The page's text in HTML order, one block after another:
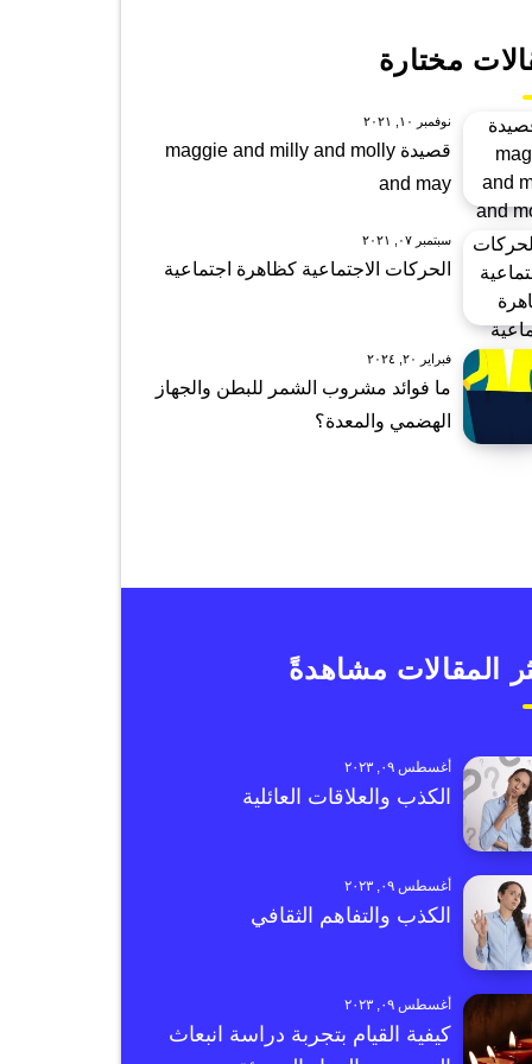
مختارة
نوفمبر ١٠, ٢٠٢١
قصيدة maggie and milly and molly
and may
سبتمبر ٠٧, ٢٠٢١
الحركات الاجتماعية كظاهرة اجتماعية
فبراير ٢٠, ٢٠٢٤
ما فوائد مشروب الشمر للبطن والجهاز
الهضمي والمعدة؟
المقالات مشاهدةً
أغسطس ٠٩, ٢٠٢٣
الكذب والعلاقات العائلية
أغسطس ٠٩, ٢٠٢٣
الكذب والتفاهم الثقافي
أغسطس ٠٩, ٢٠٢٣
كيفية القيام بتجربة دراسة انبعاث